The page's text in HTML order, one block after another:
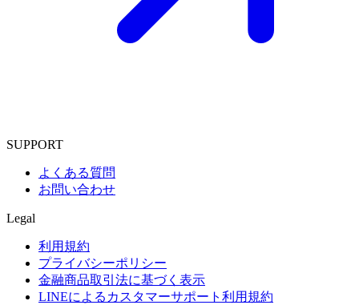
SUPPORT
よくある質問
お問い合わせ
Legal
利用規約
プライバシーポリシー
金融商品取引法に基づく表示
LINEによるカスタマーサポート利用規約